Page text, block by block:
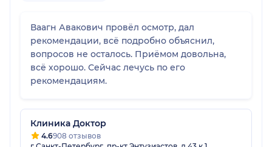
Ваагн Авакович провёл осмотр, дал
рекомендации, всё подробно объяснил,
вопросов не осталось. Приёмом довольна,
всё хорошо. Сейчас лечусь по его
рекомендациям.
Клиника Доктор
4.6908 отзывов